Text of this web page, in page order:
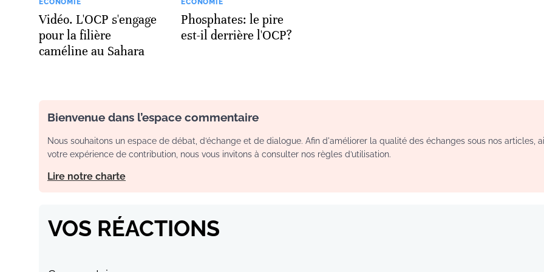
Vidéo. L'OCP s'engage
pour la filière
caméline au Sahara
Phosphates: le pire
est-il derrière l'OCP?
Bienvenue dans l’espace commentaire
Nous souhaitons un espace de débat, d’échange et de dialogue. Afin d'améliorer la qualité des échanges sous nos articles,
votre expérience de contribution, nous vous invitons à consulter nos règles d’utilisation.
Lire notre charte
VOS RÉACTIONS